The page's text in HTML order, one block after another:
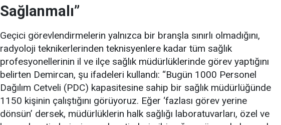
Sağlanmalı”
Geçici görevlendirmelerin yalnızca bir branşla sınırlı olmadığını,
radyoloji teknikerlerinden teknisyenlere kadar tüm sağlık
profesyonellerinin il ve ilçe sağlık müdürlüklerinde görev yaptığını
belirten Demircan, şu ifadeleri kullandı: “Bugün 1000 Personel
Dağılım Cetveli (PDC) kapasitesine sahip bir sağlık müdürlüğünde
1150 kişinin çalıştığını görüyoruz. Eğer ‘fazlası görev yerine
dönsün’ dersek, müdürlüklerin halk sağlığı laboratuvarları, özel ve